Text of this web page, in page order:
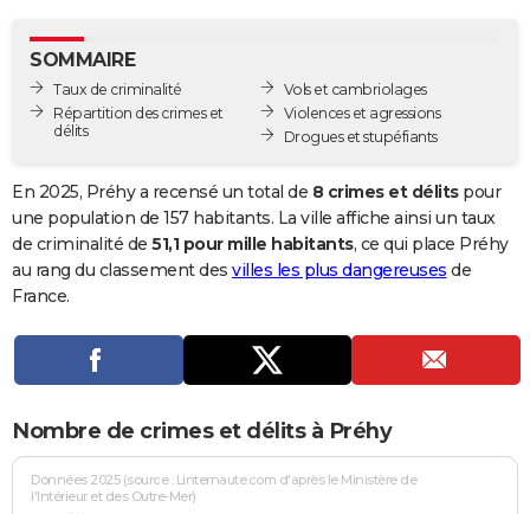
GUIDES D'ACHAT
BONS PLANS
Carte de Noël
Carte Bonne année
Carte Saint-Valentin
Carte Pâques
Carte d'anniversaire
DICTIONNAIRE
Dictionnaire
Biographies
Citations
Expressions
Proverbes
PROGRAMME TV
Se connecter
Entreprises
Service militaire
Avis de recherche
AVIS DE DÉCÈS
Bricolage
Lifestyle
Culture
Sport
Auto
Television
Voyage
Cinema
SOMMAIRE
Taux de criminalité
Répartition des crimes et
délits
Vols et cambriolages
Violences et agressions
Drogues et stupéfiants
En 2025, Préhy a recensé un total de 8 crimes et délitspour
une population de 157 habitants. La ville affiche ainsi un taux
de criminalité de 51,1 pour mille habitants, ce qui place Préhy
au rang du classement des villes les plus dangereuses de
France.
Nombre de crimes et délits à Préhy
Données 2025 (source : Linternaute.com d'après le Ministère de
l'Intérieur et des Outre-Mer)